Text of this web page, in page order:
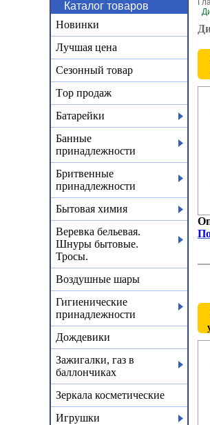
Каталог товаров
Новинки
Лучшая цена
Сезонный товар
Тop продаж
Батарейки
Банные
принадлежности
Бритвенные
принадлежности
Бытовая химия
Веревка бельевая.
Шнуры бытовые.
Тросы.
Воздушные шары
Гигиенические
принадлежности
Дождевики
Зажигалки, газ в
баллончиках
Зеркала косметические
Игрушки